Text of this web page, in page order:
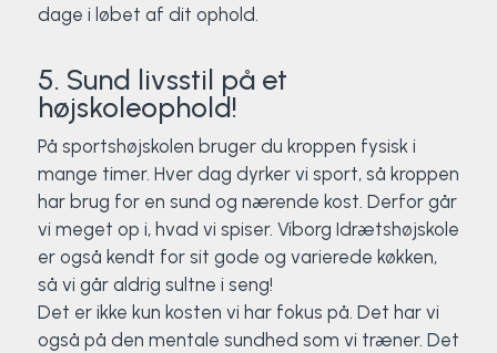
dage i løbet af dit ophold.
5. Sund livsstil på et
højskoleophold!
På sportshøjskolen bruger du kroppen fysisk i
mange timer. Hver dag dyrker vi sport, så kroppen
har brug for en sund og nærende kost. Derfor går
vi meget op i, hvad vi spiser. Viborg Idrætshøjskole
er også kendt for sit gode og varierede køkken,
så vi går aldrig sultne i seng!
Det er ikke kun kosten vi har fokus på. Det har vi
også på den mentale sundhed som vi træner. Det